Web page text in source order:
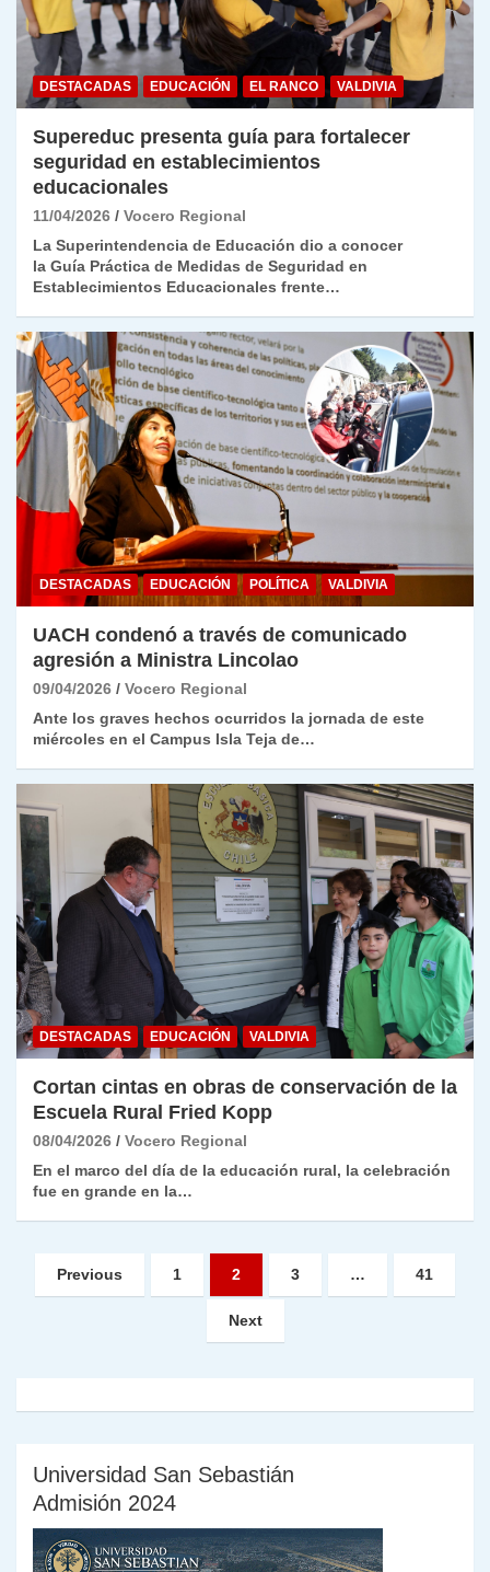
DESTACADAS EDUCACIÓN EL RANCO VALDIVIA
Supereduc presenta guía para fortalecer
seguridad en establecimientos
educacionales
11/04/2026
Vocero Regional
La Superintendencia de Educación dio a conocer
la Guía Práctica de Medidas de Seguridad en
Establecimientos Educacionales frente…
DESTACADAS EDUCACIÓN POLÍTICA VALDIVIA
UACH condenó a través de comunicado
agresión a Ministra Lincolao
09/04/2026
Vocero Regional
Ante los graves hechos ocurridos la jornada de este
miércoles en el Campus Isla Teja de…
DESTACADAS EDUCACIÓN VALDIVIA
Cortan cintas en obras de conservación de la
Escuela Rural Fried Kopp
08/04/2026
Vocero Regional
En el marco del día de la educación rural, la celebración
fue en grande en la…
Paginación
de
Previous 1 2 3 … 41
Next
Universidad San Sebastián
Admisión 2024